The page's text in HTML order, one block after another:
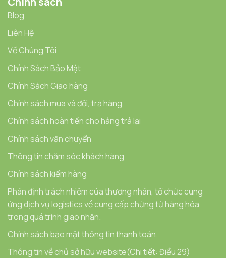
Blog
Liên Hệ
Về Chúng Tôi
Chính Sách Bảo Mật
Chính Sách Giao hàng
Chính sách mua và đổi, trả hàng
Chính sách hoàn tiền cho hàng trả lại
Chính sách vận chuyển
Thông tin chăm sóc khách hàng
Chính sách kiểm hàng
Phân định trách nhiệm của thương nhân, tổ chức cung
ứng dịch vụ logistics về cung cấp chứng từ hàng hóa
trong quá trình giao nhận.
Chính sách bảo mật thông tin thanh toán.
Thông tin về chủ sở hữu website(Chi tiết: Điều 29)